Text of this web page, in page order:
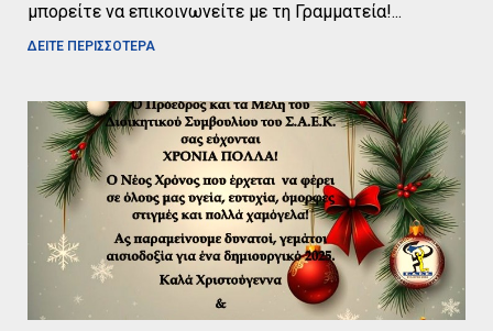
μπορείτε να επικοινωνείτε με τη Γραμματεία!
ΔΕΙΤΕ ΠΕΡΙΣΣΟΤΕΡΑ